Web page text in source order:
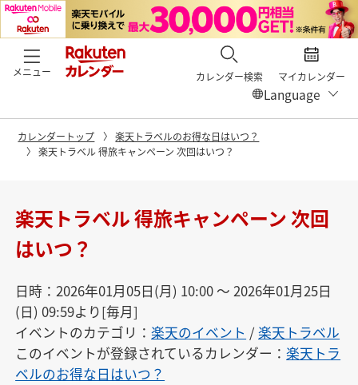
メニュー カレンダー検索 マイカレンダー
カレンダートップ
楽天トラベルのお得な日はいつ？
楽天トラベル 得旅キャンペーン 次回はいつ？
楽天トラベル 得旅キャンペーン 次回
はいつ？
日時：2026年01月05日(月) 10:00 〜 2026年01月25日
(日) 09:59より[毎月]
イベントのカテゴリ：楽天のイベント /楽天トラベル
このイベントが登録されているカレンダー：楽天トラ
ベルのお得な日はいつ？